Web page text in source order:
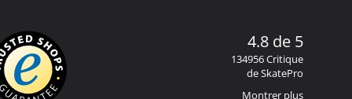
4.8 de 5
134956 Critique
de SkatePro
Montrer plus